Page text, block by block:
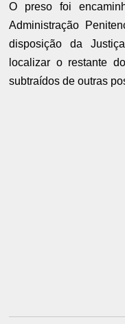
O preso foi
Administração
disposição da
localizar o restante
subtraídos de outras